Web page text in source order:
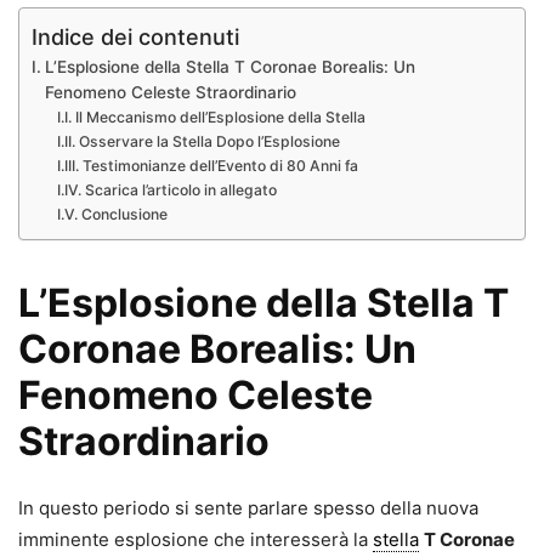
Indice dei contenuti
L’Esplosione della Stella T Coronae Borealis: Un
Fenomeno Celeste Straordinario
Il Meccanismo dell’Esplosione della Stella
Osservare la Stella Dopo l’Esplosione
Testimonianze dell’Evento di 80 Anni fa
Scarica l’articolo in allegato
Conclusione
L’Esplosione della Stella T
Coronae Borealis: Un
Fenomeno Celeste
Straordinario
In questo periodo si sente parlare spesso della nuova
imminente esplosione che interesserà la stella T Coronae